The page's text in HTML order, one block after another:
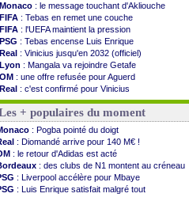
Monaco : le message touchant d'Akliouche
FIFA : Tebas en remet une couche
FIFA : l'UEFA maintient la pression
PSG : Tebas encense Luis Enrique
Real : Vinicius jusqu'en 2032 (officiel)
Lyon : Mangala va rejoindre Getafe
OM : une offre refusée pour Aguerd
Real : c'est confirmé pour Vinicius
Troyes: Junior Diaz jusqu'en 2030 (officiel)
PSG : Akliouche a signé (officiel)
OM: une offre pour Bulka
PSG: contrat signé pour Akliouche
Ouganda: Owori battu à mort à Kampala
Arsenal: Arteta veut créer une dynastie
Chelsea: Palace a fait son offre pour Disasi
FIFA : le gouvernement espagnol s'en mêle
PSG : l'étonnante rumeur Gusto
+ populaires du moment
: Pogba pointé du doigt
: Diomandé arrive pour 140 M€ !
: le retour d'Adidas est acté
: des clubs de N1 montent au créneau
: Liverpool accélère pour Mbaye
: Luis Enrique satisfait malgré tout